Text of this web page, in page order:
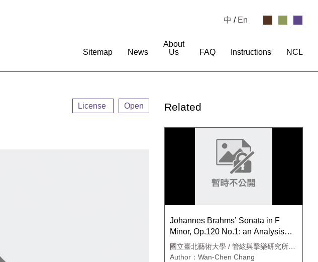
Sitemap News
About
Us
FAQ Instructions NCL
中 / En
License Open Related
Johannes Brahms’ Sonata in F
Minor, Op.120 No.1: an Analysis
and Interpretation
國立臺北藝術大學 / 管絃與擊樂研究所絃
樂組
Author：Wan-Chen Chang